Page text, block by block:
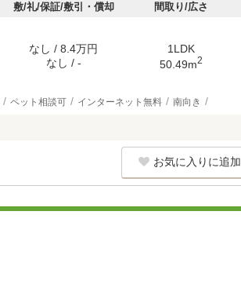
敷/礼/保証/敷引・償却 間取り/広さ
なし / 8.4万円
なし / -
1LDK
50.49m2
ペット相談可 インターネット無料 南向き
お気に入りに追加